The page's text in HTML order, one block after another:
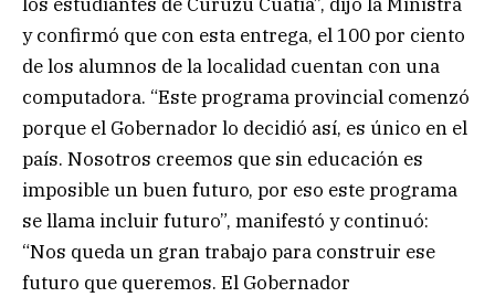
y confirmó que con esta entrega, el 100 por ciento
de los alumnos de la localidad cuentan con una
computadora. “Este programa provincial comenzó
porque el Gobernador lo decidió así, es único en el
país. Nosotros creemos que sin educación es
imposible un buen futuro, por eso este programa
se llama incluir futuro”, manifestó y continuó:
“Nos queda un gran trabajo para construir ese
futuro que queremos. El Gobernador